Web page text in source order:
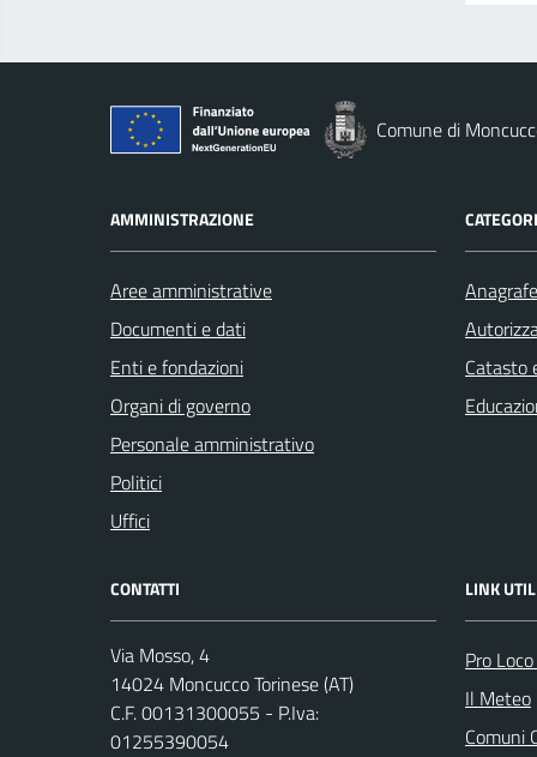
Comune di
AMMINISTRAZIONE
Aree amministrative
Documenti e dati
Enti e fondazioni
Organi di governo
Personale amministrativo
Politici
Uffici
Catasto
CONTATTI
Via Mosso, 4
14024 Moncucco Torinese (AT)
C.F. 00131300055 - P.Iva:
01255390054
LINK
Pro
Il Meteo
Comuni